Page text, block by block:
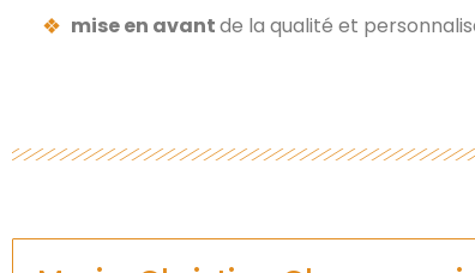
mise en avantde la qualité et